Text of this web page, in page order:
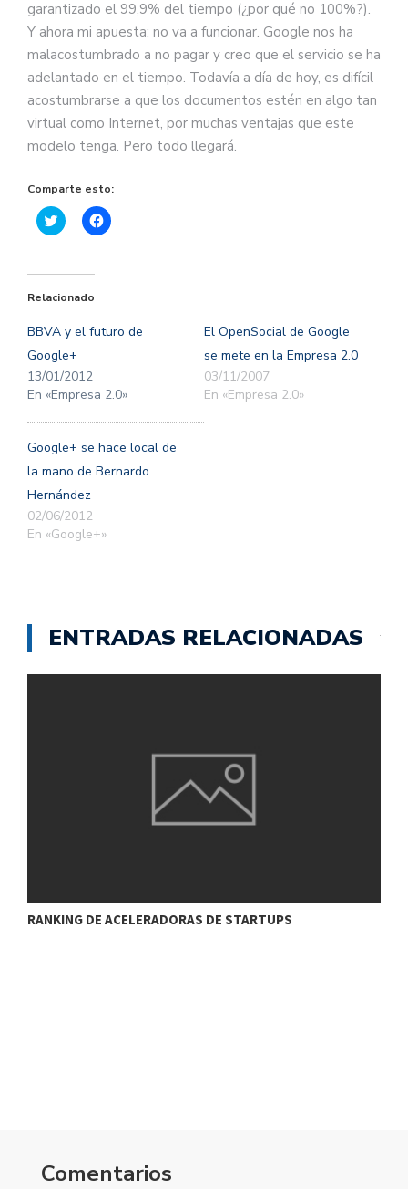
garantizado el 99,9% del tiempo (¿por qué no 100%?).
Y ahora mi apuesta: no va a funcionar. Google nos ha
malacostumbrado a no pagar y creo que el servicio se ha
adelantado en el tiempo. Todavía a día de hoy, es difícil
acostumbrarse a que los documentos estén en algo tan
virtual como Internet, por muchas ventajas que este
modelo tenga. Pero todo llegará.
Comparte esto:
Haz
clic
Twitter
abre
ventana
nueva)
Haz
clic
una
ventana
Relacionado
BBVA y el futuro de
Google+
13/01/2012
En «Empresa 2.0»
El OpenSocial de Google
se mete en la Empresa 2.0
03/11/2007
En «Empresa 2.0»
Google+ se hace local de
la mano de Bernardo
Hernández
02/06/2012
En «Google+»
ENTRADAS RELACIONADAS
RANKING DE ACELERADORAS DE STARTUPS
Comentarios